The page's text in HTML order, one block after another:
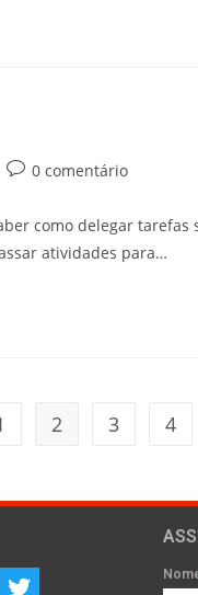
0 comentário
como delegar
atividades para…
2 3 4